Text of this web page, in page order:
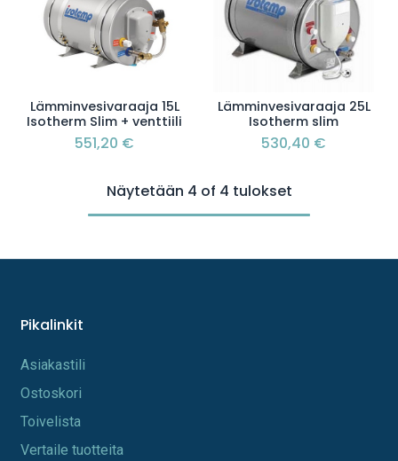
Lämminvesivaraaja 15L
Isotherm Slim + venttiili
551,20 €
Lämminvesivaraaja 25L
Isotherm slim
530,40 €
Näytetään 4 of 4 tulokset
Pikalinkit
A​s​iakastili
Os​toskori
Toi​velista
Vertaile tuotteita